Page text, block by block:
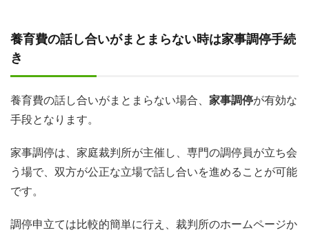
養育費の話し合いがまとまらない時は家事調停手続
き
養育費の話し合いがまとまらない場合、 家事調停が有効な
手段となります。
家事調停は、家庭裁判所が主催し、専門の調停員が立ち会
う場で、双方が公正な立場で話し合いを進めることが可能
です。
調停申立ては比較的簡単に行え、裁判所のホームページか